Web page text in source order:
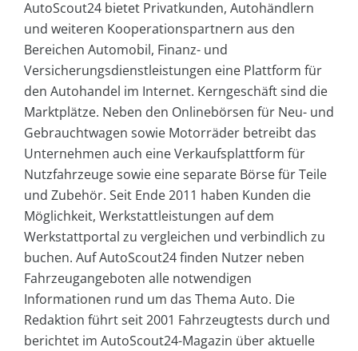
AutoScout24 bietet Privatkunden, Autohändlern
und weiteren Kooperationspartnern aus den
Bereichen Automobil, Finanz- und
Versicherungsdienstleistungen eine Plattform für
den Autohandel im Internet. Kerngeschäft sind die
Marktplätze. Neben den Onlinebörsen für Neu- und
Gebrauchtwagen sowie Motorräder betreibt das
Unternehmen auch eine Verkaufsplattform für
Nutzfahrzeuge sowie eine separate Börse für Teile
und Zubehör. Seit Ende 2011 haben Kunden die
Möglichkeit, Werkstattleistungen auf dem
Werkstattportal zu vergleichen und verbindlich zu
buchen. Auf AutoScout24 finden Nutzer neben
Fahrzeugangeboten alle notwendigen
Informationen rund um das Thema Auto. Die
Redaktion führt seit 2001 Fahrzeugtests durch und
berichtet im AutoScout24-Magazin über aktuelle